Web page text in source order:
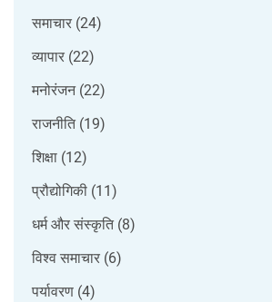
समाचार (24)
व्यापार (22)
मनोरंजन (22)
राजनीति (19)
शिक्षा (12)
प्रौद्योगिकी (11)
धर्म और संस्कृति (8)
विश्व समाचार (6)
पर्यावरण (4)